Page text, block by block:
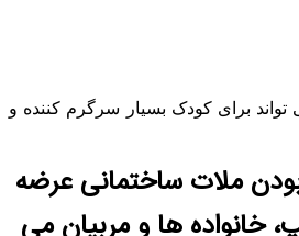
برای کودک بسیار سرگرم کننده و
ملات ساختمانی عرضه